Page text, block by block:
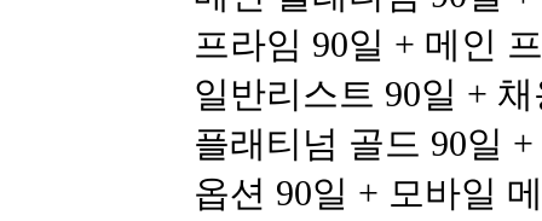
프라임 90일 + 메인
일반리스트 90일 +
플래티넘 골드 90일
옵션 90일 + 모바일